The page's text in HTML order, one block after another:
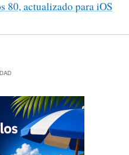
80, actualizado para iOS